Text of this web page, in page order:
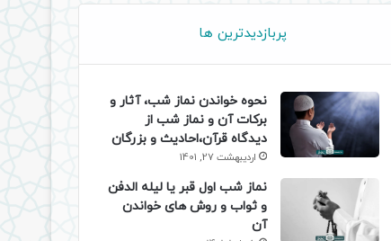
پربازدیدترین ها
نحوه خواندن نماز شب، آثار و
برکات آن و نماز شب از
دیدگاه قرآن،احادیث و بزرگان
اردیبهشت 27, 1401
نماز شب اول قبر یا لیله الدفن
و ثواب و روش های خواندن
آن